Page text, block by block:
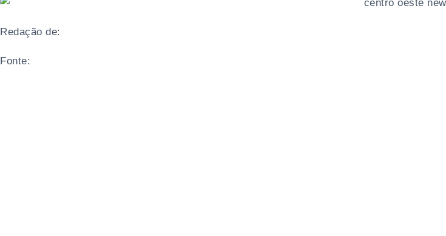
Redação de:
Fonte: